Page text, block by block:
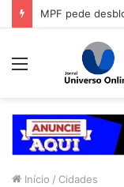
Menu
Início / Cidades